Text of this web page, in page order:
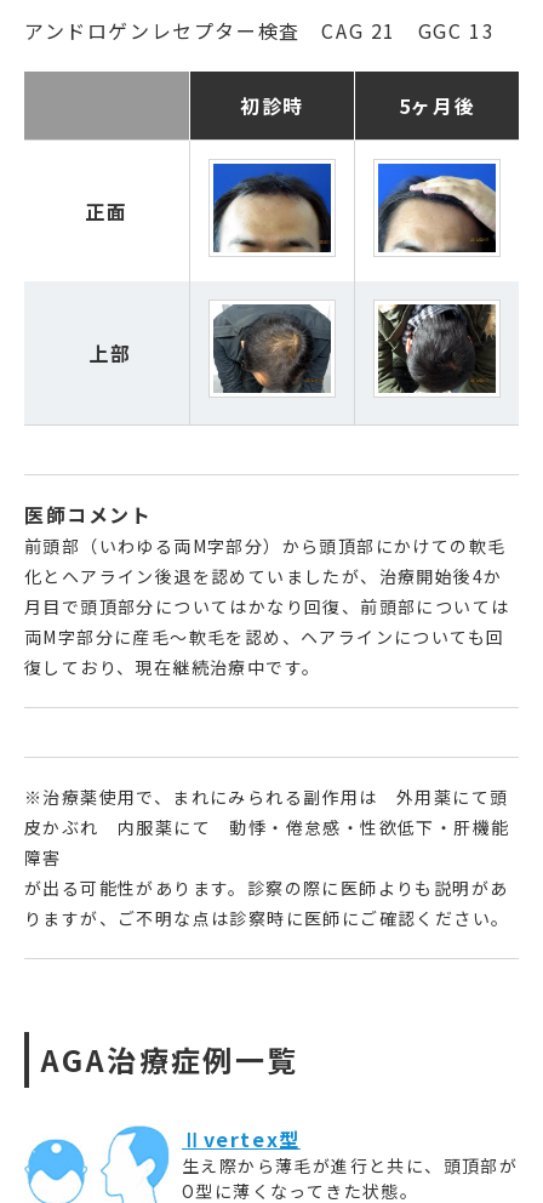
アンドロゲンレセプター検査 CAG 21 GGC 13
初診時 5ヶ月後
正面
上部
医師コメント
前頭部（いわゆる両M字部分）から頭頂部にかけての軟毛
化とヘアライン後退を認めていましたが、治療開始後4か
月目で頭頂部分についてはかなり回復、前頭部については
両M字部分に産毛～軟毛を認め、ヘアラインについても回
復しており、現在継続治療中です。
※治療薬使用で、まれにみられる副作用は 外用薬にて頭
皮かぶれ 内服薬にて 動悸・倦怠感・性欲低下・肝機能
障害
が出る可能性があります。診察の際に医師よりも説明があ
りますが、ご不明な点は診察時に医師にご確認ください。
AGA治療症例一覧
Ⅱvertex型
生え際から薄毛が進行と共に、頭頂部が
O型に薄くなってきた状態。